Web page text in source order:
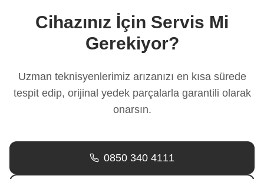
Cihazınız İçin Servis Mi
Gerekiyor?
Uzman teknisyenlerimiz arızanızı en kısa sürede
tespit edip, orijinal yedek parçalarla garantili olarak
onarsın.
0850 340 4111